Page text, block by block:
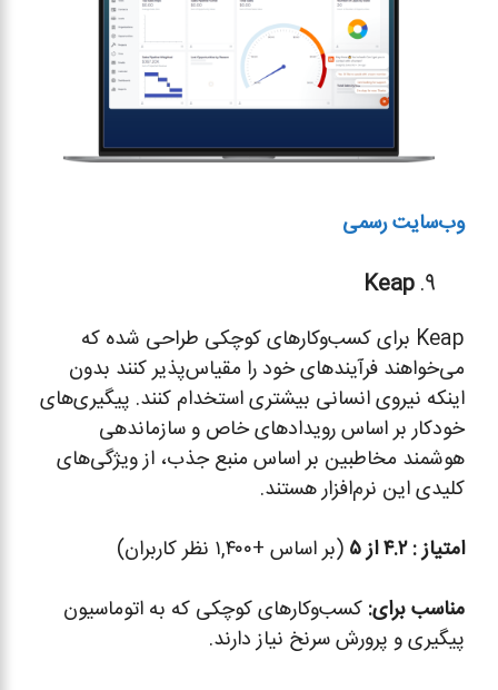
وب‌سایت رسمی
Keap
Keap برای کسب‌وکارهای کوچکی طراحی شده که
می‌خواهند فرآیندهای خود را مقیاس‌پذیر کنند بدون
اینکه نیروی انسانی بیشتری استخدام کنند. پیگیری‌های
خودکار بر اساس رویدادهای خاص و سازماندهی
هوشمند مخاطبین بر اساس منبع جذب، از ویژگی‌های
کلیدی این نرم‌افزار هستند.
امتیاز :۴.۲ از ۵
(بر اساس +۱,۴۰۰ نظر کاربران)
مناسب برای: کسب‌وکارهای کوچکی که به اتوماسیون
پیگیری و پرورش سرنخ نیاز دارند.